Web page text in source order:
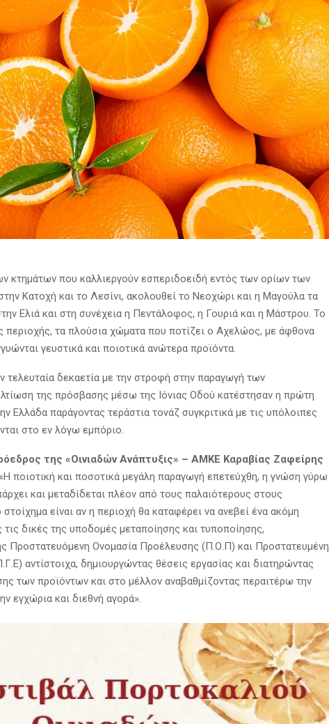
κτημάτων που καλλιεργούν εσπεριδοειδή εντός των ορίων των
Κατοχή και το Λεσίνι, ακολουθεί το Νεοχώρι και η Μαγούλα τα
Ελιά και στη συνέχεια η Πεντάλοφος, η Γουριά και η Μάστρου. Το
περιοχής, τα πλούσια χώματα που ποτίζει ο Αχελώος, με άφθονα
γευστικά και ποιοτικά ανώτερα προϊόντα.
τελευταία δεκαετία με την στροφή στην παραγωγή των
της πρόσβασης μέσω της Ιόνιας Οδού κατέστησαν η πρώτη
Ελλάδα παράγοντας τεράστια τονάζ συγκριτικά με τις υπόλοιπες
στο εν λόγω εμπόριο.
της «Οινιαδών Ανάπτυξις» – ΑΜΚΕ Καραβίας Ζαφείρης
«Η ποιοτική και ποσοτικά μεγάλη παραγωγή επετεύχθη, η γνώση γύρω
και μεταδίδεται πλέον από τους παλαιότερους στους
είναι αν η περιοχή θα καταφέρει να ανεβεί ένα ακόμη
δικές της υποδομές μεταποίησης και τυποποίησης,
Προστατευόμενη Ονομασία Προέλευσης (Π.Ο.Π) και Προστατευμένη
αντίστοιχα, δημιουργώντας θέσεις εργασίας και διατηρώντας
των προϊόντων και στο μέλλον αναβαθμίζοντας περαιτέρω την
εγχώρια και διεθνή αγορά».